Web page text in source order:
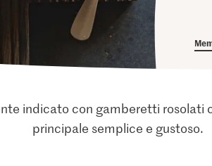
indicato con gamberetti rosolati
principale semplice e gustoso.